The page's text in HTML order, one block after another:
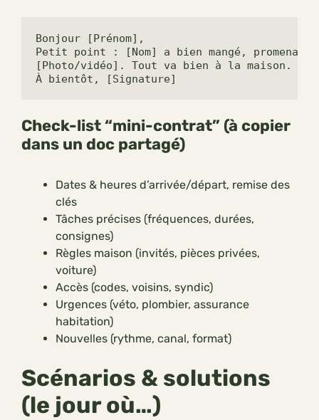
Bonjour [Prénom],
Petit point : [Nom] a bien mangé,
[Photo/vidéo]. Tout va bien à la maison.
À bientôt, [Signature]
Check-list “mini-contrat” (à copier
dans un doc partagé)
Dates & heures d’arrivée/départ, remise des
clés
Tâches précises (fréquences, durées,
consignes)
Règles maison (invités, pièces privées,
voiture)
Accès (codes, voisins, syndic)
Urgences (véto, plombier, assurance
habitation)
Nouvelles (rythme, canal, format)
Scénarios & solutions
(le jour où…)